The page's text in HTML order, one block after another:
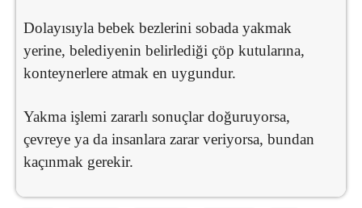
Dolayısıyla bebek bezlerini sobada yakmak
yerine, belediyenin belirlediği çöp kutularına,
konteynerlere atmak en uygundur.
Yakma işlemi zararlı sonuçlar doğuruyorsa,
çevreye ya da insanlara zarar veriyorsa, bundan
kaçınmak gerekir.